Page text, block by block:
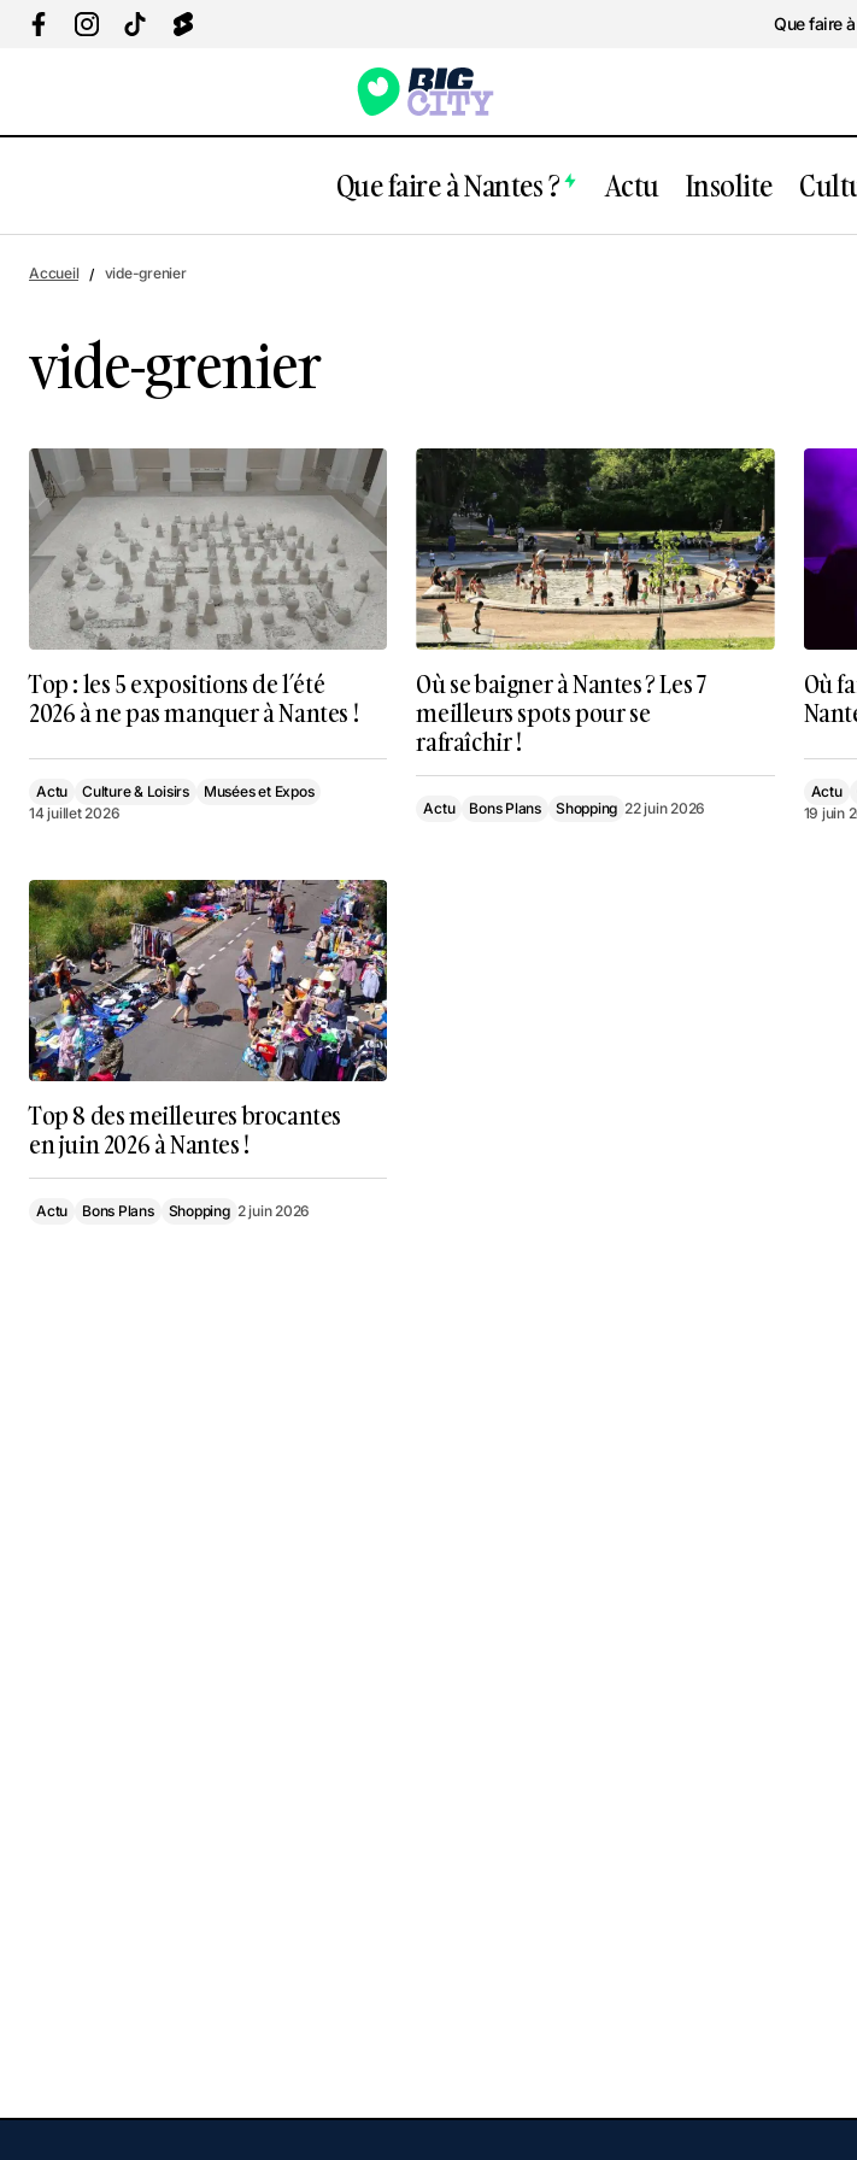
Que faire
Que faire à Nantes ? Actu Insolite
Accueil vide-grenier
vide-grenier
Top : les 5 expositions de l’été
2026 à ne pas manquer à Nantes !
Actu Culture & Loisirs
Musées et Expos
14 juillet 2026
Où se baigner à Nantes ? Les 7
meilleurs spots pour se
rafraîchir !
Actu Bons Plans Shopping 22 juin 2026
Où
Actu
19 juin
Top 8 des meilleures brocantes
en juin 2026 à Nantes !
Actu Bons Plans Shopping 2 juin 2026